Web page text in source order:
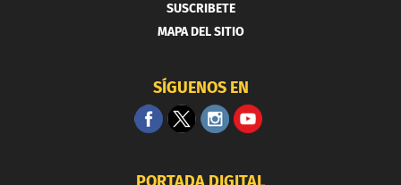
SUSCRIBETE
MAPA DEL SITIO
SÍGUENOS EN